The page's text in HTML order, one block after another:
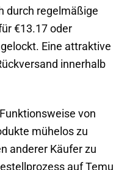
durch regelmäßige
€13.17 oder
Eine attraktive
innerhalb
von
mühelos zu
anderer Käufer zu
auf Temu